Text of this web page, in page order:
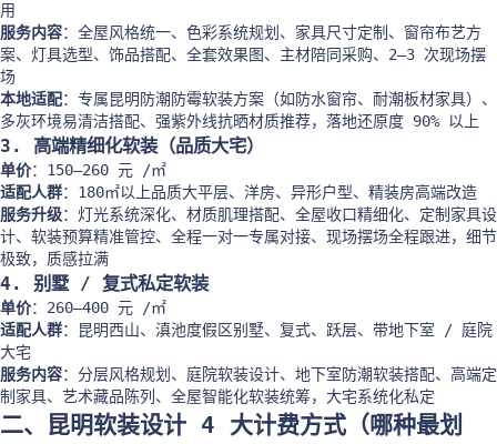
用
服务内容：全屋风格统一、色彩系统规划、家具尺寸定制、窗帘布艺方
案、灯具选型、饰品搭配、全套效果图、主材陪同采购、2–3 次现场摆
场
本地适配：专属昆明防潮防霉软装方案（如防水窗帘、耐潮板材家具）、
多灰环境易清洁搭配、强紫外线抗晒材质推荐，落地还原度 90% 以上
3. 高端精细化软装（品质大宅）
单价：150–260 元 /㎡
适配人群：180㎡以上品质大平层、洋房、异形户型、精装房高端改造
服务升级：灯光系统深化、材质肌理搭配、全屋收口精细化、定制家具设
计、软装预算精准管控、全程一对一专属对接、现场摆场全程跟进，细节
极致，质感拉满
4. 别墅 / 复式私定软装
单价：260–400 元 /㎡
适配人群：昆明西山、滇池度假区别墅、复式、跃层、带地下室 / 庭院
大宅
服务内容：分层风格规划、庭院软装设计、地下室防潮软装搭配、高端定
制家具、艺术藏品陈列、全屋智能化软装统筹，大宅系统化私定
二、昆明软装设计 4 大计费方式（哪种最划